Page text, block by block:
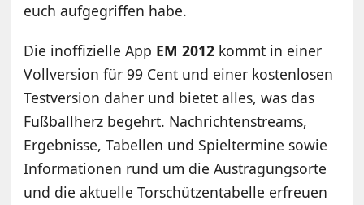
euch aufgegriffen habe.
Die inoffizielle App EM 2012 kommt in einer
Vollversion für 99 Cent und einer kostenlosen
Testversion daher und bietet alles, was das
Fußballherz begehrt. Nachrichtenstreams,
Ergebnisse, Tabellen und Spieltermine sowie
Informationen rund um die Austragungsorte
und die aktuelle Torschützentabelle erfreuen